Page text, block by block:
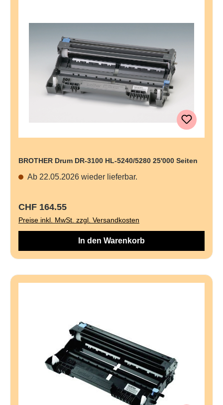
BROTHER Drum DR-3100 HL-5240/5280 25'000 Seiten
Ab 22.05.2026 wieder lieferbar.
Regulärer Preis:
CHF 164.55
Preise inkl. MwSt. zzgl. Versandkosten
In den Warenkorb